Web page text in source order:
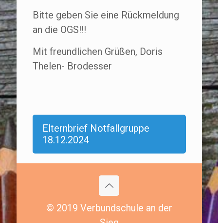
Bitte geben Sie eine Rückmeldung
an die OGS!!!
Mit freundlichen Grüßen, Doris
Thelen- Brodesser
Elternbrief Notfallgruppe
18.12.2024
© 2019 Verbundschule an der